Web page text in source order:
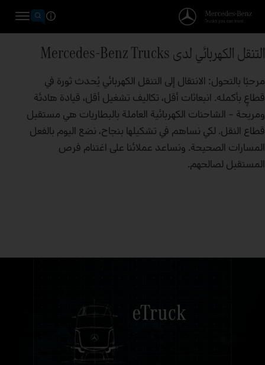
التنقل الكهربائي لدى Mercedes‑Benz Trucks
مرحبًا بالتحول: الانتقال إلى التنقل الكهربائي يُحدث ثورة في
قطاعٍ بأكمله. انبعاثات أقل، تكاليف تشغيل أقل، قيادة هادئة
ومريحة – الشاحنات الكهربائية العاملة بالبطاريات هي مستقبل
قطاع النقل. لكي نساهم في تشكيلها بنجاح، نضع اليوم بالفعل
المسارات الصحيحة. ونساعد عملائنا على اغتنام فرص
المستقبل لصالحهم.